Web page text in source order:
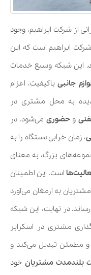
از شرکت ابراهیم، وجود
ابراهیم است که این
این شبکه وسیع خدمات
جانبیباکیفیت، اعزام
به محل مشتری در
وحضوری می‌شود. در
، زمان خرابی دستگاه را به
بزرگ، به معنای
است. این اطمینان
به ارمغان می‌آورد
در نهایت، این شبکه
مشتری در اسکرابر
و مطمئن تبدیل می‌کند و
بلندمدت مشتریان خود